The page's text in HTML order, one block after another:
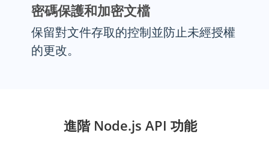
密碼保護和加密文檔
保留對文件存取的控制並防止未經授權
的更改。
進階 Node.js API 功能